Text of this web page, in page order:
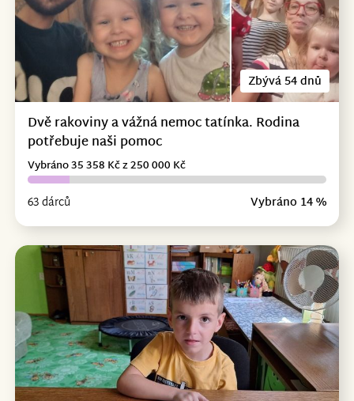
Zbývá 54 dnů
Dvě rakoviny a vážná nemoc tatínka. Rodina
potřebuje naši pomoc
63 dárců Vybráno 14 %
Vybráno 35 358 Kč z 250 000 Kč